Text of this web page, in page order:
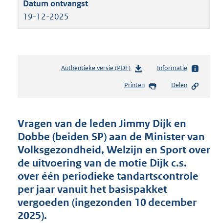
19-12-2025
Authentieke versie (PDF)b
s
d
s
g
r
o
t
t
Informatie
Printen Delen
Vragen van de leden Jimmy Dijk en
Dobbe (beiden SP) aan de Minister van
Volksgezondheid, Welzijn en Sport over
de uitvoering van de motie Dijk c.s.
over één periodieke tandartscontrole
per jaar vanuit het basispakket
vergoeden (ingezonden 10 december
2025).